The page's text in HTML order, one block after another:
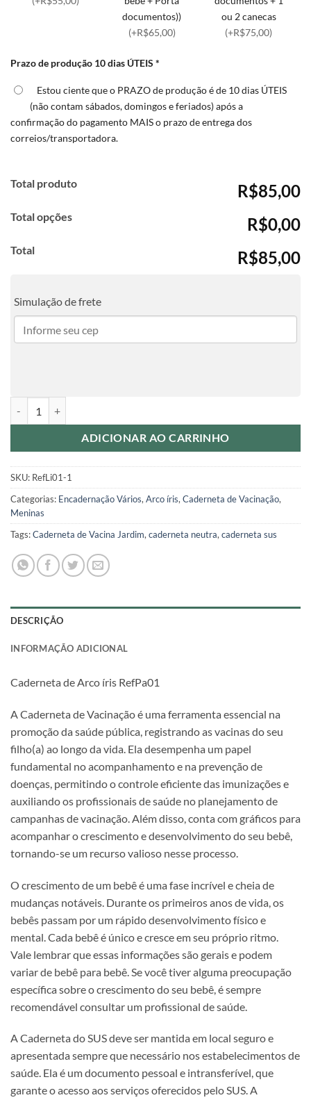
documentos))
(+R$65,00)
ou 2 canecas
(+R$75,00)
Prazo de produção 10 dias ÚTEIS *
Estou ciente que o PRAZO de produção é de 10 dias ÚTEIS
(não contam sábados, domingos e feriados) após a
confirmação do pagamento MAIS o prazo de entrega dos
correios/transportadora.
Total produto R$85,00
Total opções R$0,00
Total R$85,00
Simulação de frete
ADICIONAR AO CARRINHO
SKU: RefLi01-1
Categorias: Encadernação Vários, Arco íris, Caderneta de Vacinação,
Meninas
Tags:Caderneta de Vacina Jardim, caderneta neutra, caderneta sus
DESCRIÇÃO
INFORMAÇÃO ADICIONAL
Caderneta de Arco íris RefPa01
A Caderneta de Vacinação é uma ferramenta essencial na
promoção da saúde pública, registrando as vacinas do seu
filho(a) ao longo da vida. Ela desempenha um papel
fundamental no acompanhamento e na prevenção de
doenças, permitindo o controle eficiente das imunizações e
auxiliando os profissionais de saúde no planejamento de
campanhas de vacinação. Além disso, conta com gráficos para
acompanhar o crescimento e desenvolvimento do seu bebê,
tornando-se um recurso valioso nesse processo.
O crescimento de um bebê é uma fase incrível e cheia de
mudanças notáveis. Durante os primeiros anos de vida, os
bebês passam por um rápido desenvolvimento físico e
mental. Cada bebê é único e cresce em seu próprio ritmo.
Vale lembrar que essas informações são gerais e podem
variar de bebê para bebê. Se você tiver alguma preocupação
específica sobre o crescimento do seu bebê, é sempre
recomendável consultar um profissional de saúde.
A Caderneta do SUS deve ser mantida em local seguro e
apresentada sempre que necessário nos estabelecimentos de
saúde. Ela é um documento pessoal e intransferível, que
garante o acesso aos serviços oferecidos pelo SUS. A